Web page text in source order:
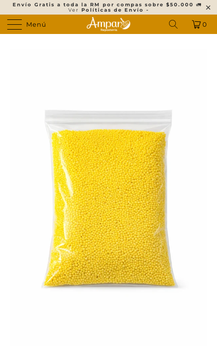
Envío Gratis a toda la RM por compas sobre $50.000 🚛
Ver Políticas de Envío -
Menú 0